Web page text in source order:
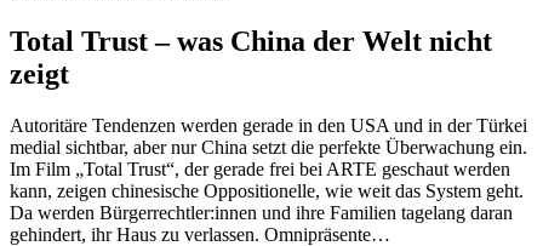
Total Trust – was China der Welt nicht
zeigt
Autoritäre Tendenzen werden gerade in den USA und in der Türkei
medial sichtbar, aber nur China setzt die perfekte Überwachung ein.
Im Film „Total Trust“, der gerade frei bei ARTE geschaut werden
kann, zeigen chinesische Oppositionelle, wie weit das System geht.
Da werden Bürgerrechtler:innen und ihre Familien tagelang daran
gehindert, ihr Haus zu verlassen. Omnipräsente…